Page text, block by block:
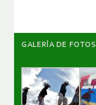
GALERÌA DE FOTOS